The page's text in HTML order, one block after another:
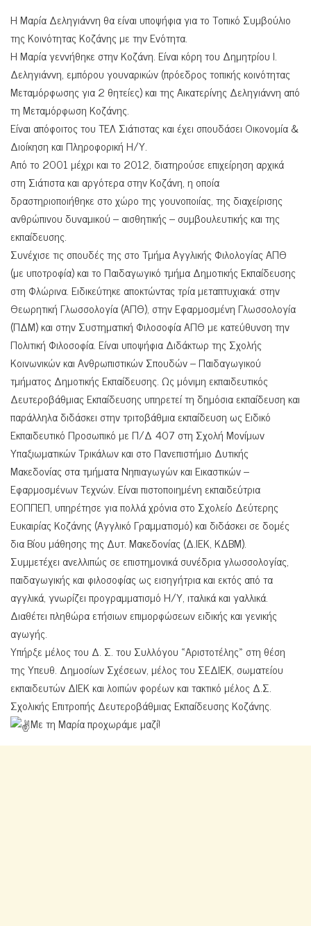
Η Μαρία Δεληγιάννη θα είναι υποψήφια για το Τοπικό Συμβούλιο
της Κοινότητας Κοζάνης με την Ενότητα.
Η Μαρία γεννήθηκε στην Κοζάνη. Είναι κόρη του Δημητρίου Ι.
Δεληγιάννη, εμπόρου γουναρικών (πρόεδρος τοπικής κοινότητας
Μεταμόρφωσης για 2 θητείες) και της Αικατερίνης Δεληγιάννη από
τη Μεταμόρφωση Κοζάνης.
Είναι απόφοιτος του ΤΕΛ Σιάτιστας και έχει σπουδάσει Οικονομία &
Διοίκηση και Πληροφορική Η/Υ.
Από το 2001 μέχρι και το 2012, διατηρούσε επιχείρηση αρχικά
στη Σιάτιστα και αργότερα στην Κοζάνη, η οποία
δραστηριοποιήθηκε στο χώρο της γουνοποιίας, της διαχείρισης
ανθρώπινου δυναμικού – αισθητικής – συμβουλευτικής και της
εκπαίδευσης.
Συνέχισε τις σπουδές της στο Τμήμα Αγγλικής Φιλολογίας ΑΠΘ
(με υποτροφία) και το Παιδαγωγικό τμήμα Δημοτικής Εκπαίδευσης
στη Φλώρινα. Ειδικεύτηκε αποκτώντας τρία μεταπτυχιακά: στην
Θεωρητική Γλωσσολογία (ΑΠΘ), στην Εφαρμοσμένη Γλωσσολογία
(ΠΔΜ) και στην Συστηματική Φιλοσοφία ΑΠΘ με κατεύθυνση την
Πολιτική Φιλοσοφία. Είναι υποψήφια Διδάκτωρ της Σχολής
Κοινωνικών και Ανθρωπιστικών Σπουδών – Παιδαγωγικού
τμήματος Δημοτικής Εκπαίδευσης. Ως μόνιμη εκπαιδευτικός
Δευτεροβάθμιας Εκπαίδευσης υπηρετεί τη δημόσια εκπαίδευση και
παράλληλα διδάσκει στην τριτοβάθμια εκπαίδευση ως Ειδικό
Εκπαιδευτικό Προσωπικό με Π/Δ 407 στη Σχολή Μονίμων
Υπαξιωματικών Τρικάλων και στο Πανεπιστήμιο Δυτικής
Μακεδονίας στα τμήματα Νηπιαγωγών και Εικαστικών –
Εφαρμοσμένων Τεχνών. Είναι πιστοποιημένη εκπαιδεύτρια
ΕΟΠΠΕΠ, υπηρέτησε για πολλά χρόνια στο Σχολείο Δεύτερης
Ευκαιρίας Κοζάνης (Αγγλικό Γραμματισμό) και διδάσκει σε δομές
δια Βίου μάθησης της Δυτ. Μακεδονίας (Δ.ΙΕΚ, ΚΔΒΜ).
Συμμετέχει ανελλιπώς σε επιστημονικά συνέδρια γλωσσολογίας,
παιδαγωγικής και φιλοσοφίας ως εισηγήτρια και εκτός από τα
αγγλικά, γνωρίζει προγραμματισμό Η/Υ, ιταλικά και γαλλικά.
Διαθέτει πληθώρα ετήσιων επιμορφώσεων ειδικής και γενικής
αγωγής.
Υπήρξε μέλος του Δ. Σ. του Συλλόγου «Αριστοτέλης» στη θέση
της Υπευθ. Δημοσίων Σχέσεων, μέλος του ΣΕΔΙΕΚ, σωματείου
εκπαιδευτών ΔΙΕΚ και λοιπών φορέων και τακτικό μέλος Δ.Σ.
Σχολικής Επιτροπής Δευτεροβάθμιας Εκπαίδευσης Κοζάνης.
Με τη Μαρία προχωράμε μαζί!